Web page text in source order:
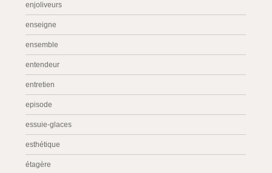
enjoliveurs
enseigne
ensemble
entendeur
entretien
episode
essuie-glaces
esthétique
étagère